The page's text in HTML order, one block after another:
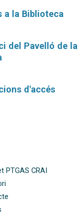
a la Biblioteca
del Pavelló de la
d'accés
PTGAS CRAI